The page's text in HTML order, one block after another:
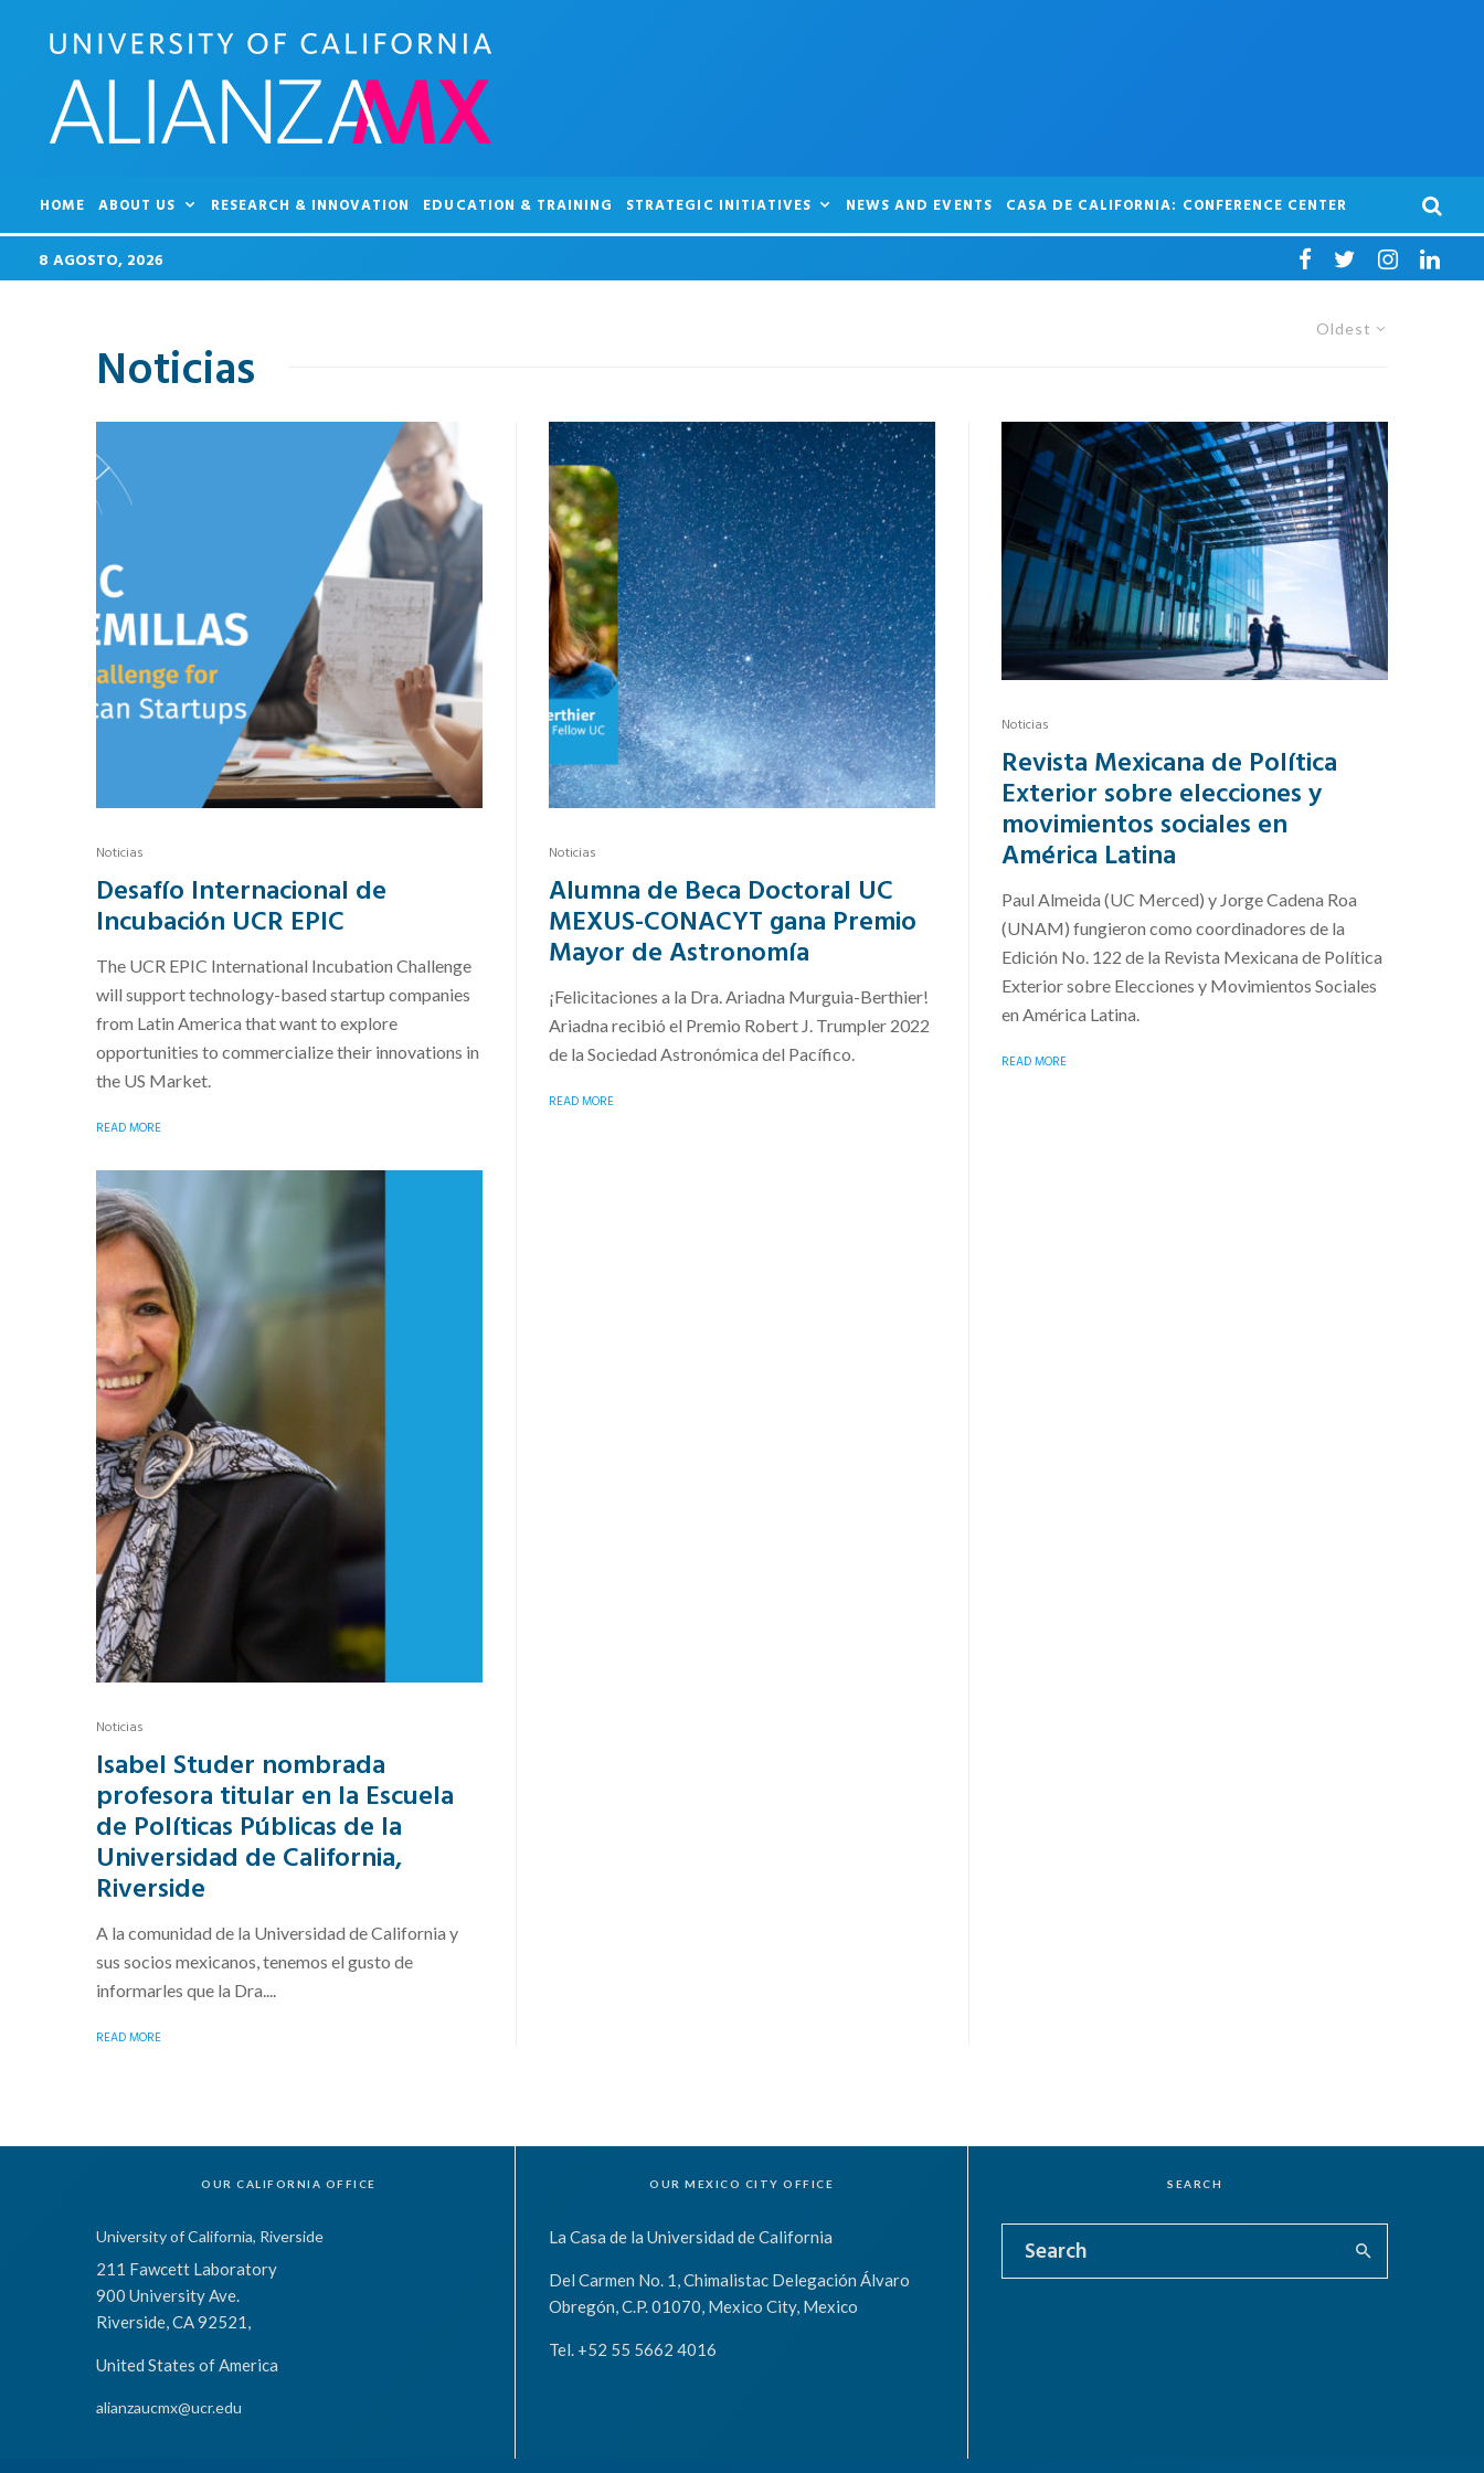
HOME ABOUT US RESEARCH & INNOVATION EDUCATION & TRAINING STRATEGIC INITIATIVES NEWS AND EVENTS CASA DE CALIFORNIA: CONFERENCE CENTER
8 AGOSTO, 2026
Oldest
Noticias
Noticias
Desafío Internacional de
Incubación UCR EPIC
The UCR EPIC International Incubation Challenge
will support technology-based startup companies
from Latin America that want to explore
opportunities to commercialize their innovations in
the US Market.
READ MORE
Noticias
Isabel Studer nombrada
profesora titular en la Escuela
de Políticas Públicas de la
Universidad de California,
Riverside
A la comunidad de la Universidad de California y
sus socios mexicanos, tenemos el gusto de
informarles que la Dra....
READ MORE
Noticias
Alumna de Beca Doctoral UC
MEXUS-CONACYT gana Premio
Mayor de Astronomía
¡Felicitaciones a la Dra. Ariadna Murguia-Berthier!
Ariadna recibió el Premio Robert J. Trumpler 2022
de la Sociedad Astronómica del Pacífico.
READ MORE
Noticias
Revista Mexicana de Política
Exterior sobre elecciones y
movimientos sociales en
América Latina
Paul Almeida (UC Merced) y Jorge Cadena Roa
(UNAM) fungieron como coordinadores de la
Edición No. 122 de la Revista Mexicana de Política
Exterior sobre Elecciones y Movimientos Sociales
en América Latina.
READ MORE
OUR CALIFORNIA OFFICE
University of California, Riverside
211 Fawcett Laboratory
900 University Ave.
Riverside, CA 92521,
United States of America
alianzaucmx@ucr.edu
OUR MEXICO CITY OFFICE
La Casa de la Universidad de California
Del Carmen No. 1, Chimalistac Delegación Álvaro
Obregón, C.P. 01070, Mexico City, Mexico
Tel. +52 55 5662 4016
SEARCH